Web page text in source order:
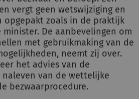
vergt geen wetswijziging en
opgepakt zoals in de praktijk
De aanbevelingen om
met gebruikmaking van de
neemt zij over.
het advies van de
van de wettelijke
bezwaarprocedure.